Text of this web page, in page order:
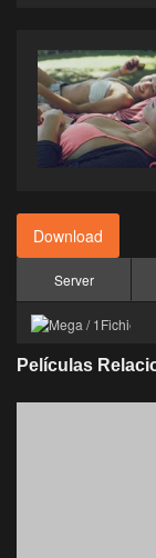
Download
Server
Películas